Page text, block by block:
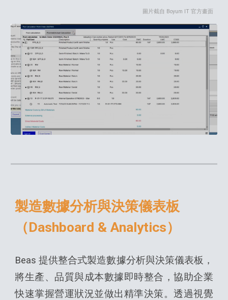
圖片截自 Boyum IT 官方畫面
製造數據分析與決策儀表板
（Dashboard & Analytics）
Beas 提供整合式製造數據分析與決策儀表板，
將生產、品質與成本數據即時整合，協助企業
快速掌握營運狀況並做出精準決策。透過視覺